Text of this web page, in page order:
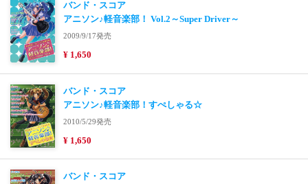
バンド・スコア
アニソン♪軽音楽部！ Vol.2～Super Driver～
2009/9/17発売
¥ 1,650
バンド・スコア
アニソン♪軽音楽部！すぺしゃる☆
2010/5/29発売
¥ 1,650
バンド・スコア